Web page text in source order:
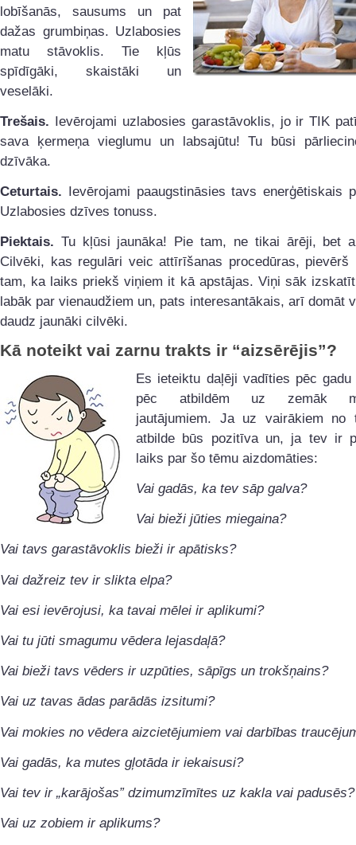
lobīšanās, sausums un pat
dažas grumbiņas. Uzlabosies
matu stāvoklis. Tie kļūs
spīdīgāki, skaistāki un
veselāki.
Trešais. Ievērojami uzlabosies garastāvoklis, jo ir TIK
sava ķermeņa vieglumu un labsajūtu! Tu būsi
dzīvāka.
Ceturtais. Ievērojami paaugstināsies tavs enerģētiskais
Uzlabosies dzīves tonuss.
Piektais. Tu kļūsi jaunāka! Pie tam, ne tikai ārēji, bet
Cilvēki, kas regulāri veic attīrīšanas procedūras, pievērš
tam, ka laiks priekš viņiem it kā apstājas. Viņi sāk
labāk par vienaudžiem un, pats interesantākais, arī domāt
daudz jaunāki cilvēki.
Kā noteikt vai zarnu trakts ir “aizsērējis”?
Es ieteiktu daļēji vadīties pēc
pēc atbildēm uz zemāk
jautājumiem. Ja uz vairākiem no
atbilde būs pozitīva un, ja tev ir
laiks par šo tēmu aizdomāties:
Vai gadās, ka tev sāp galva?
Vai bieži jūties miegaina?
Vai tavs garastāvoklis bieži ir apātisks?
Vai dažreiz tev ir slikta elpa?
Vai esi ievērojusi, ka tavai mēlei ir aplikumi?
Vai tu jūti smagumu vēdera lejasdaļā?
Vai bieži tavs vēders ir uzpūties, sāpīgs un trokšņains?
Vai uz tavas ādas parādās izsitumi?
Vai mokies no vēdera aizcietējumiem vai darbības
Vai gadās, ka mutes gļotāda ir iekaisusi?
Vai tev ir „karājošas” dzimumzīmītes uz kakla vai padusēs?
Vai uz zobiem ir aplikums?